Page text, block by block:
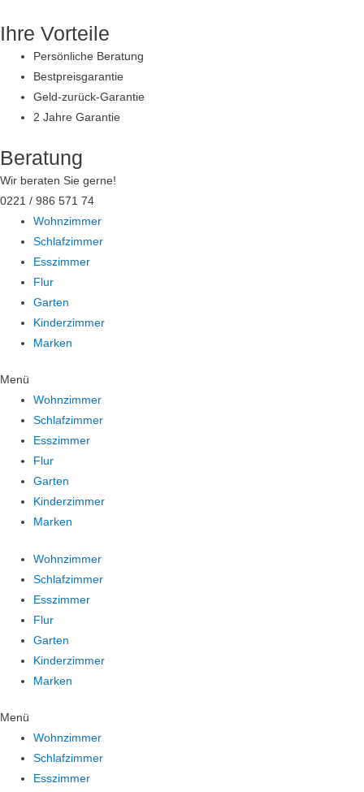
Inhalt
springen
Ihre Vorteile
Persönliche Beratung
Bestpreisgarantie
Geld-zurück-Garantie
2 Jahre Garantie
Beratung
Wir beraten Sie gerne!
0221 / 986 571 74
Wohnzimmer
Schlafzimmer
Esszimmer
Flur
Garten
Kinderzimmer
Marken
Menü
Wohnzimmer
Schlafzimmer
Esszimmer
Flur
Garten
Kinderzimmer
Marken
Wohnzimmer
Schlafzimmer
Esszimmer
Flur
Garten
Kinderzimmer
Marken
Menü
Wohnzimmer
Schlafzimmer
Esszimmer